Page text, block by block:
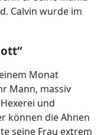
Calvin wurde im
Monat
Mann, massiv
und
können die Ahnen
seine Frau extrem